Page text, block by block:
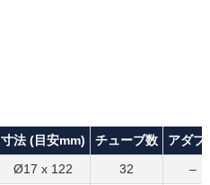
寸法 (目安mm) チューブ数
アダプ
Ø17 x 122 32
–